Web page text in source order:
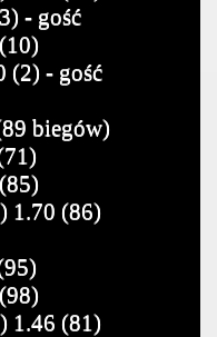
- gość
(2) - gość
biegów)
1.70 (86)
1.46 (81)